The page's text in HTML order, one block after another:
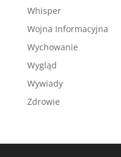
Whisper
Wojna Informacyjna
Wychowanie
Wygląd
Wywiady
Zdrowie